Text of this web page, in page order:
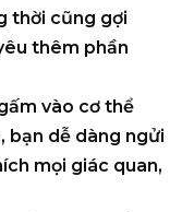
thời cũng gợi
thêm phần
vào cơ thể
bạn dễ dàng ngửi
mọi giác quan,